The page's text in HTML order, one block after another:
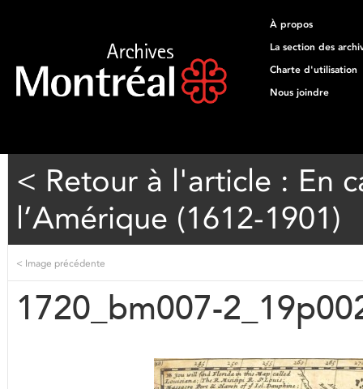
À propos
La section des
Charte d'utilisation
Nous joindre
< Retour à l'article : En
l’Amérique (1612-1901)
< Image précédente
1720_bm007-